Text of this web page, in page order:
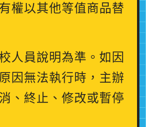
權以其他等值商品替
人員說明為準。如因
因無法執行時，主辦
、終止、修改或暫停